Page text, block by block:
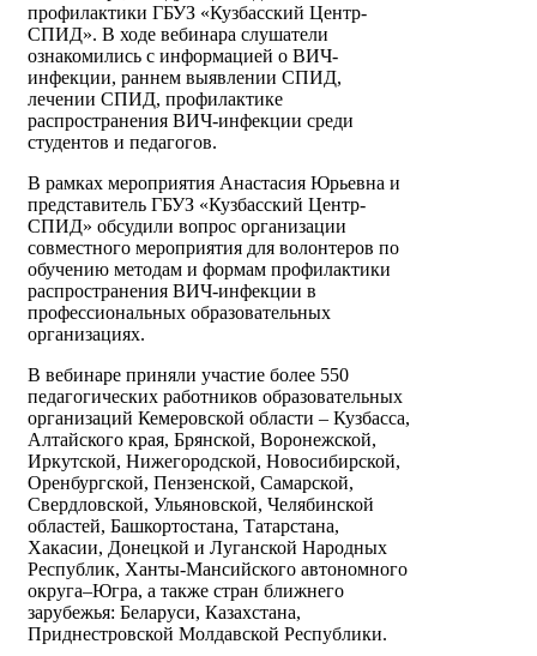
профилактики ГБУЗ «Кузбасский Центр-
СПИД». В ходе вебинара слушатели
ознакомились с информацией о ВИЧ-
инфекции, раннем выявлении СПИД,
лечении СПИД, профилактике
распространения ВИЧ-инфекции среди
студентов и педагогов.
В рамках мероприятия Анастасия Юрьевна и
представитель ГБУЗ «Кузбасский Центр-
СПИД» обсудили вопрос организации
совместного мероприятия для волонтеров по
обучению методам и формам профилактики
распространения ВИЧ-инфекции в
профессиональных образовательных
организациях.
В вебинаре приняли участие более 550
педагогических работников образовательных
организаций Кемеровской области – Кузбасса,
Алтайского края, Брянской, Воронежской,
Иркутской, Нижегородской, Новосибирской,
Оренбургской, Пензенской, Самарской,
Свердловской, Ульяновской, Челябинской
областей, Башкортостана, Татарстана,
Хакасии, Донецкой и Луганской Народных
Республик, Ханты-Мансийского автономного
округа–Югра, а также стран ближнего
зарубежья: Беларуси, Казахстана,
Приднестровской Молдавской Республики.